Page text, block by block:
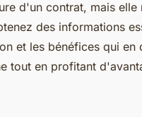
d'un contrat, mais elle
des informations
et les bénéfices qui en
tout en profitant